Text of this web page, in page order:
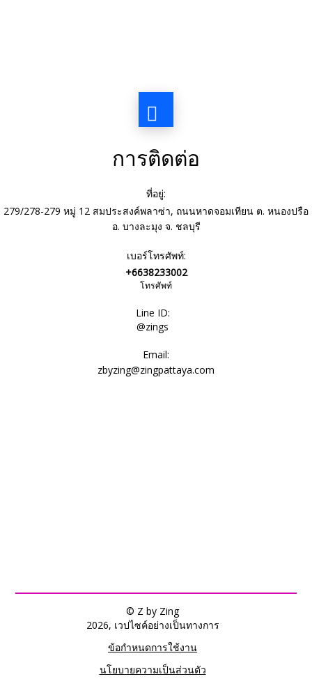
การติดต่อ
ที่อยู่:
279/278-279 หมู่ 12 สมประสงค์พลาซ่า, ถนนหาดจอมเทียน ต. หนองปรือ
อ. บางละมุง จ. ชลบุรี
เบอร์โทรศัพท์:
+6638233002
โทรศัพท์
Line ID:
@zings
Email:
zbyzing@zingpattaya.com
© Z by Zing
2026, เวปไซค์อย่างเป็นทางการ
ข้อกำหนดการใช้งาน
นโยบายความเป็นส่วนตัว